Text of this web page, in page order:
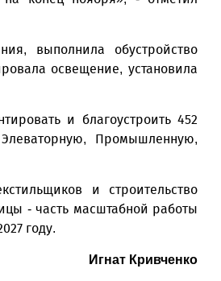
выполнила обустройство
освещение, установила
и благоустроить 452
Промышленную,
и строительство
- часть масштабной работы
году.
Игнат Кривченко